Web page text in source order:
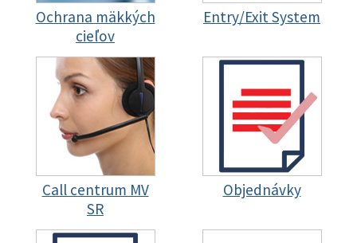
Ochrana mäkkých
cieľov
Entry/Exit System
Call centrum MV
SR
Objednávky